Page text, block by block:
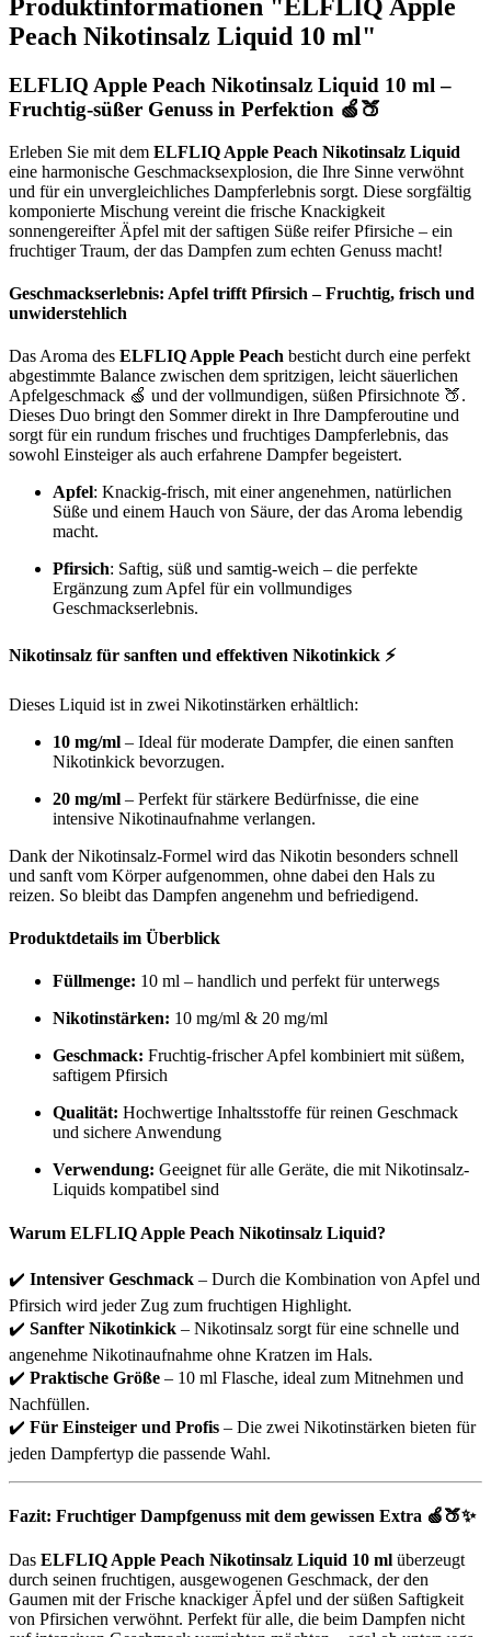
Produktinformationen "ELFLIQ Apple
Peach Nikotinsalz Liquid 10 ml"
ELFLIQ Apple Peach Nikotinsalz Liquid 10 ml –
Fruchtig-süßer Genuss in Perfektion 🍏🍑
Erleben Sie mit dem ELFLIQ Apple Peach Nikotinsalz Liquid
eine harmonische Geschmacksexplosion, die Ihre Sinne verwöhnt
und für ein unvergleichliches Dampferlebnis sorgt. Diese sorgfältig
komponierte Mischung vereint die frische Knackigkeit
sonnengereifter Äpfel mit der saftigen Süße reifer Pfirsiche – ein
fruchtiger Traum, der das Dampfen zum echten Genuss macht!
Geschmackserlebnis: Apfel trifft Pfirsich – Fruchtig, frisch und
unwiderstehlich
Das Aroma des ELFLIQ Apple Peach besticht durch eine perfekt
abgestimmte Balance zwischen dem spritzigen, leicht säuerlichen
Apfelgeschmack 🍏 und der vollmundigen, süßen Pfirsichnote 🍑.
Dieses Duo bringt den Sommer direkt in Ihre Dampferoutine und
sorgt für ein rundum frisches und fruchtiges Dampferlebnis, das
sowohl Einsteiger als auch erfahrene Dampfer begeistert.
Apfel: Knackig-frisch, mit einer angenehmen, natürlichen
Süße und einem Hauch von Säure, der das Aroma lebendig
macht.
Pfirsich: Saftig, süß und samtig-weich – die perfekte
Ergänzung zum Apfel für ein vollmundiges
Geschmackserlebnis.
Nikotinsalz für sanften und effektiven Nikotinkick ⚡
Dieses Liquid ist in zwei Nikotinstärken erhältlich:
10 mg/ml – Ideal für moderate Dampfer, die einen sanften
Nikotinkick bevorzugen.
20 mg/ml – Perfekt für stärkere Bedürfnisse, die eine
intensive Nikotinaufnahme verlangen.
Dank der Nikotinsalz-Formel wird das Nikotin besonders schnell
und sanft vom Körper aufgenommen, ohne dabei den Hals zu
reizen. So bleibt das Dampfen angenehm und befriedigend.
Produktdetails im Überblick
Füllmenge: 10 ml – handlich und perfekt für unterwegs
Nikotinstärken: 10 mg/ml & 20 mg/ml
Geschmack: Fruchtig-frischer Apfel kombiniert mit süßem,
saftigem Pfirsich
Qualität: Hochwertige Inhaltsstoffe für reinen Geschmack
und sichere Anwendung
Verwendung: Geeignet für alle Geräte, die mit Nikotinsalz-
Liquids kompatibel sind
Warum ELFLIQ Apple Peach Nikotinsalz Liquid?
✔️ Intensiver Geschmack – Durch die Kombination von Apfel und
Pfirsich wird jeder Zug zum fruchtigen Highlight.
✔️ Sanfter Nikotinkick – Nikotinsalz sorgt für eine schnelle und
angenehme Nikotinaufnahme ohne Kratzen im Hals.
✔️ Praktische Größe – 10 ml Flasche, ideal zum Mitnehmen und
Nachfüllen.
✔️ Für Einsteiger und Profis – Die zwei Nikotinstärken bieten für
jeden Dampfertyp die passende Wahl.
Fazit: Fruchtiger Dampfgenuss mit dem gewissen Extra 🍏🍑✨
Das ELFLIQ Apple Peach Nikotinsalz Liquid 10 ml überzeugt
durch seinen fruchtigen, ausgewogenen Geschmack, der den
Gaumen mit der Frische knackiger Äpfel und der süßen Saftigkeit
von Pfirsichen verwöhnt. Perfekt für alle, die beim Dampfen nicht